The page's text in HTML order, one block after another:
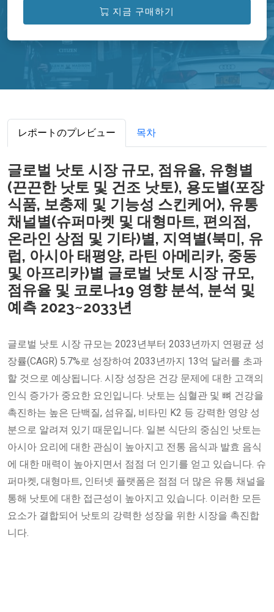
지금 구매하기
レポートのプレビュー 목차
글로벌 낫토 시장 규모, 점유율, 유형별
(끈끈한 낫토 및 건조 낫토), 용도별(포장
식품, 보충제 및 기능성 스킨케어), 유통
채널별(슈퍼마켓 및 대형마트, 편의점,
온라인 상점 및 기타)별, 지역별(북미, 유
럽, 아시아 태평양, 라틴 아메리카, 중동
및 아프리카)별 글로벌 낫토 시장 규모,
점유율 및 코로나19 영향 분석, 분석 및
예측 2023~2033년
글로벌 낫토 시장 규모는 2023년부터 2033년까지 연평균 성
장률(CAGR) 5.7%로 성장하여 2033년까지 13억 달러를 초과
할 것으로 예상됩니다. 시장 성장은 건강 문제에 대한 고객의
인식 증가가 중요한 요인입니다. 낫토는 심혈관 및 뼈 건강을
촉진하는 높은 단백질, 섬유질, 비타민 K2 등 강력한 영양 성
분으로 알려져 있기 때문입니다. 일본 식단의 중심인 낫토는
아시아 요리에 대한 관심이 높아지고 전통 음식과 발효 음식
에 대한 매력이 높아지면서 점점 더 인기를 얻고 있습니다. 슈
퍼마켓, 대형마트, 인터넷 플랫폼은 점점 더 많은 유통 채널을
통해 낫토에 대한 접근성이 높아지고 있습니다. 이러한 모든
요소가 결합되어 낫토의 강력한 성장을 위한 시장을 촉진합
니다.